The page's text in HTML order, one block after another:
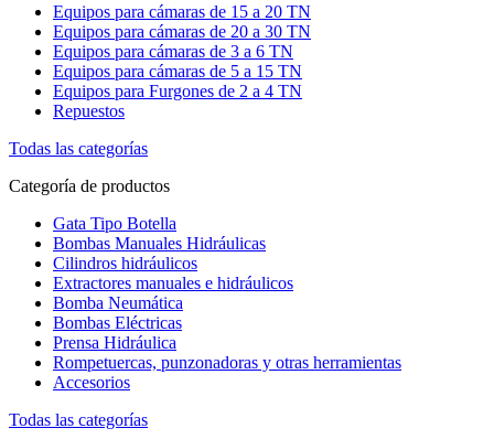
Equipos para cámaras de 15 a 20 TN
Equipos para cámaras de 20 a 30 TN
Equipos para cámaras de 3 a 6 TN
Equipos para cámaras de 5 a 15 TN
Equipos para Furgones de 2 a 4 TN
Repuestos
Todas las categorías
Categoría de productos
Gata Tipo Botella
Bombas Manuales Hidráulicas
Cilindros hidráulicos
Extractores manuales e hidráulicos
Bomba Neumática
Bombas Eléctricas
Prensa Hidráulica
Rompetuercas, punzonadoras y otras herramientas
Accesorios
Todas las categorías